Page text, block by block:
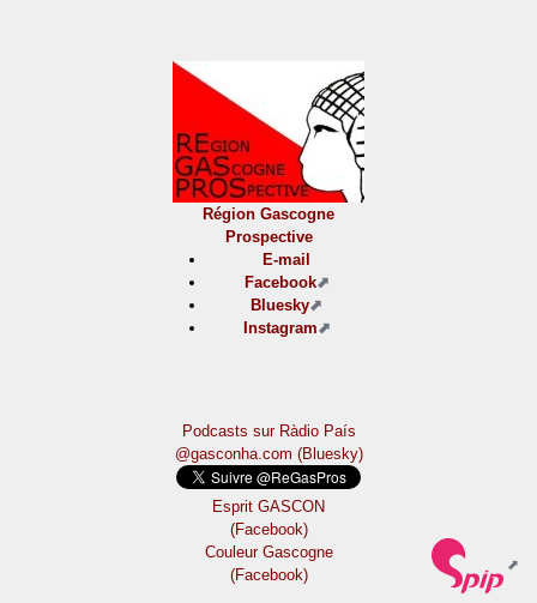
Région Gascogne
Prospective
E-mail
Facebook
Bluesky
Instagram
Podcasts sur Ràdio País
@gasconha.com (Bluesky)
Esprit GASCON
(Facebook)
Couleur Gascogne
(Facebook)